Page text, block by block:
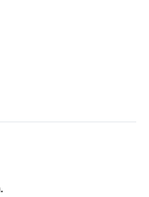
exemplos
empresas todos os